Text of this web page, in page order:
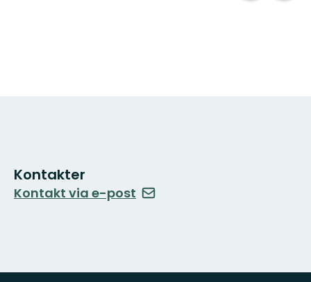
Kontakter
Kontakt via e-post